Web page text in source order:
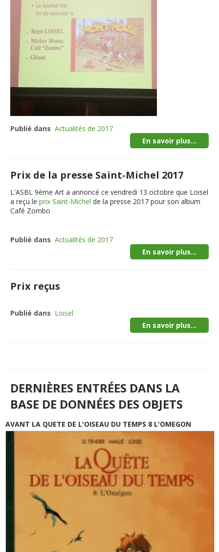
Publié dans Actualités de 2017
En savoir plus...
Prix de la presse Saint-Michel 2017
L'ASBL 9ème Art a annoncé ce vendredi 13 octobre que Loisel
a reçu leprix Saint-Michelde la presse 2017 pour son album
Café Zombo
Publié dans Actualités de 2017
En savoir plus...
Prix reçus
Publié dans Loisel
En savoir plus...
DERNIÈRES ENTRÉES DANS LA
BASE DE DONNÉES DES OBJETS
AVANT LA QUETE DE L'OISEAU DU TEMPS 8 L'OMEGON